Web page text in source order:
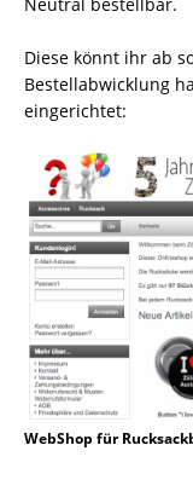
Neutral bestellbar.
Diese könnt ihr ab
Bestellabwicklung
eingerichtet:
WebShop für